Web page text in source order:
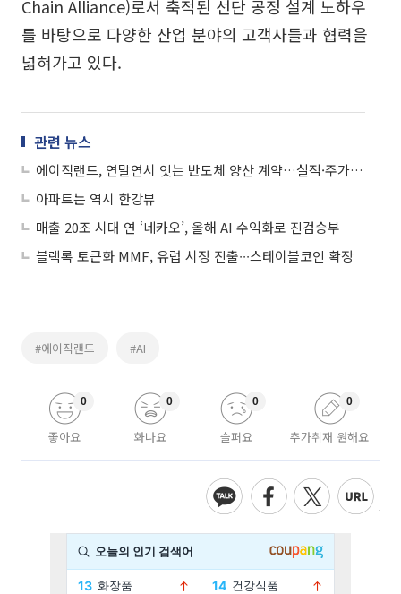
Chain Alliance)로서 축적된 선단 공정 설계 노하우
를 바탕으로 다양한 산업 분야의 고객사들과 협력을
넓혀가고 있다.
관련 뉴스
에이직랜드, 연말연시 잇는 반도체 양산 계약…실적·주가 반등 트리거 될까
아파트는 역시 한강뷰
매출 20조 시대 연 ‘네카오’, 올해 AI 수익화로 진검승부
블랙록 토큰화 MMF, 유럽 시장 진출∙∙∙스테이블코인 확장
#에이직랜드 #AI
좋아요
0
화나요
0
슬퍼요
0
추가취재 원해요
0